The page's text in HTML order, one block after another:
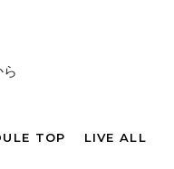
TOP LIVE ALL